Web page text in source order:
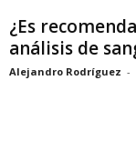
¿Es
análisis de
Alejandro Rodríguez -